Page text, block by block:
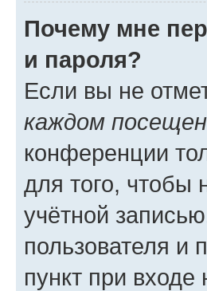
Почему мне
и пароля?
Если вы не
каждом
конференции
для того, чтобы
учётной
пользователя и
пункт при